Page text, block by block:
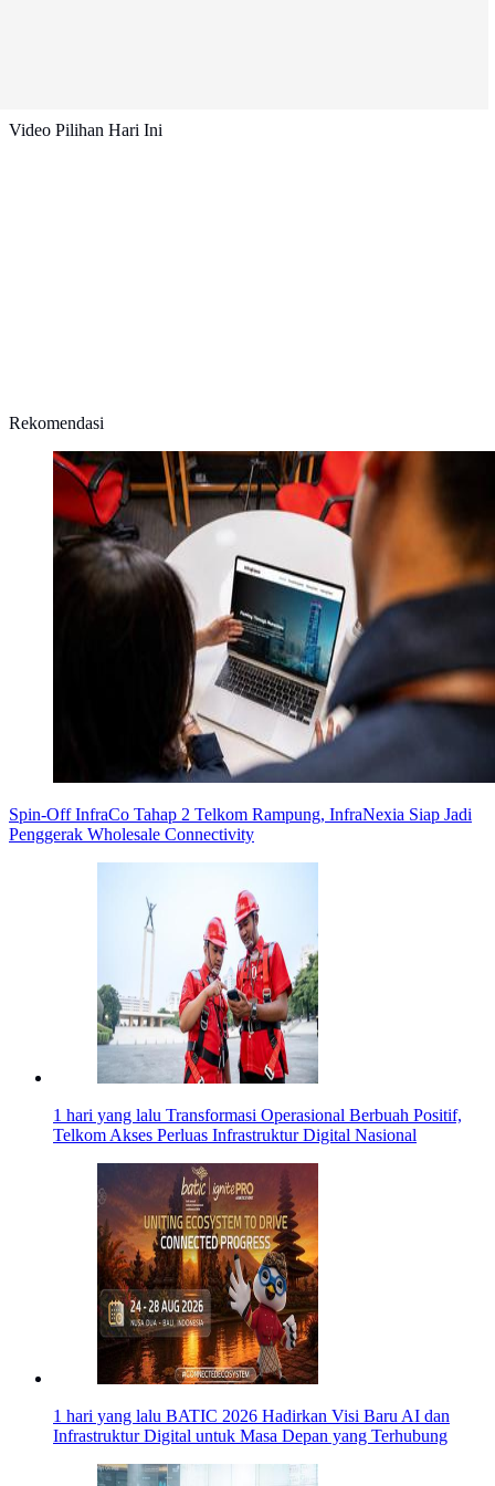
Video Pilihan Hari Ini
Rekomendasi
Spin-Off InfraCo Tahap 2 Telkom Rampung, InfraNexia Siap Jadi
Penggerak Wholesale Connectivity
1 hari yang lalu Transformasi Operasional Berbuah Positif,
Telkom Akses Perluas Infrastruktur Digital Nasional
1 hari yang lalu BATIC 2026 Hadirkan Visi Baru AI dan
Infrastruktur Digital untuk Masa Depan yang Terhubung